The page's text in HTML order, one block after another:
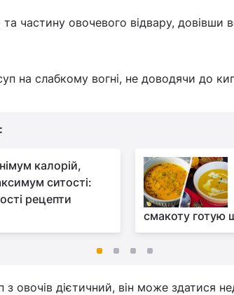
частину овочевого відвару, довівши
на слабкому вогні, не доводячи до
калорій,
ситості:
рецепти
смакоту готую
з овочів дієтичний, він може здатися